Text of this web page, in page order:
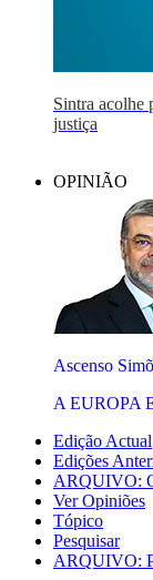
Sintra acolhe
justiça
OPINIÃO
Ascenso
A EUROPA
Edição Actual
Edições
ARQUIVO:
Ver Opiniões
Tópico
Pesquisar
ARQUIVO: